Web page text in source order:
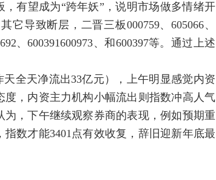
有望成为“跨年妖”，说明市场做多情绪开
导致断层，二晋三板000759、605066、
、600391600973、和600397等。通过上述
天净流出33亿元），上午明显感觉内资
，内资主力机构小幅流出则指数冲高人气
，下午继续观察券商的表现，例如预期重
数才能3401点有效收复，辞旧迎新年底最